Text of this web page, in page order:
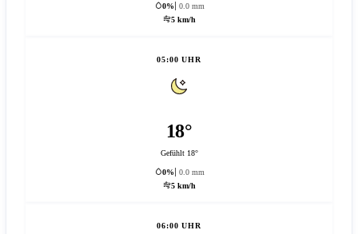
0%
0.0 mm
5 km/h
05:00 UHR
18°
Gefühlt 18°
0%
0.0 mm
5 km/h
06:00 UHR